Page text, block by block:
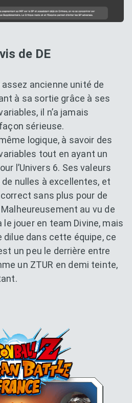
de DE
ancienne unité de
à sa sortie grâce à ses
il n’a jamais
sérieuse.
logique, à savoir des
tout en ayant un
l’Univers 6. Ses valeurs
nulles à excellentes, et
sans plus pour de
Malheureusement au vu de
jouer en team Divine, mais
dans cette équipe, ce
un peu le derrière entre
un ZTUR en demi teinte,
Dokkan Essentials x Dragon